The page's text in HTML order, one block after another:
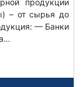
– от сырья до
— Банки